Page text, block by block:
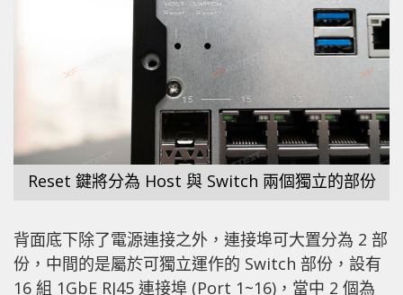
Reset 鍵將分為 Host 與 Switch 兩個獨立的部份
背面底下除了電源連接之外，連接埠可大置分為 2 部
份，中間的是屬於可獨立運作的 Switch 部份，設有
16 組 1GbE RJ45 連接埠 (Port 1~16)，當中 2 個為